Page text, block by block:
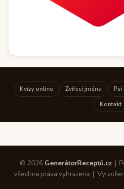
Kvízy online Zvířecí jména Psí
Kontakt
© 2026 GenerátorReceptů.cz|
všechna práva vyhrazena |